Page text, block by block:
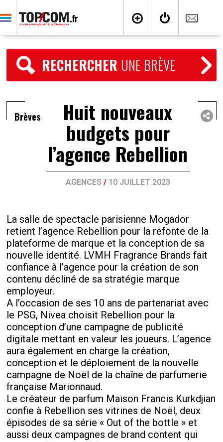
RECHERCHER UNE BRÈVE
Brèves Huit nouveaux
budgets pour
l’agence Rebellion
AGENCES / 10 JUILLET 2023
La salle de spectacle parisienne Mogador
retient l’agence Rebellion pour la refonte de la
plateforme de marque et la conception de sa
nouvelle identité. LVMH Fragrance Brands fait
confiance à l’agence pour la création de son
contenu décliné de sa stratégie marque
employeur.
A l’occasion de ses 10 ans de partenariat avec
le PSG, Nivea choisit Rebellion pour la
conception d’une campagne de publicité
digitale mettant en valeur les joueurs. L’agence
aura également en charge la création,
conception et le déploiement de la nouvelle
campagne de Noël de la chaîne de parfumerie
française Marionnaud.
Le créateur de parfum Maison Francis Kurkdjian
confie à Rebellion ses vitrines de Noël, deux
épisodes de sa série « Out of the bottle » et
aussi deux campagnes de brand content qui